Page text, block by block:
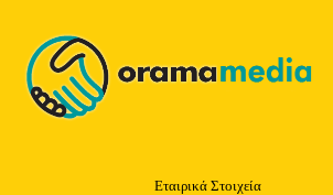
Εταιρικά Στοιχεία